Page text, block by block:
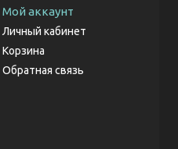
Мой аккаунт
Личный кабинет
Корзина
Обратная связь